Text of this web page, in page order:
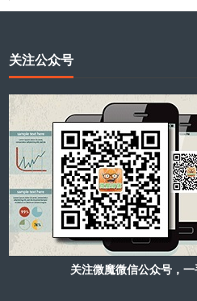
关注公众号
关注微魔微信公众号，一